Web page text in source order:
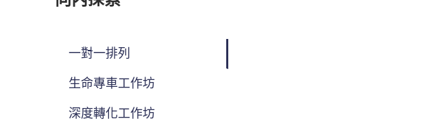
一對一排列
生命專車工作坊
深度轉化工作坊